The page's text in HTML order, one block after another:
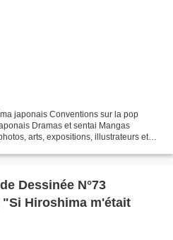
japonais Conventions sur la pop
Dramas et sentai Mangas
arts, expositions, illustrateurs et
Dessinée N°73
"Si Hiroshima m'était